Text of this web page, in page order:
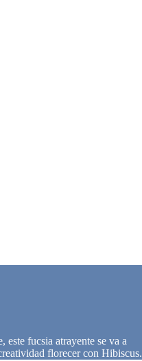
fucsia atrayente se va a
florecer con Hibiscus.